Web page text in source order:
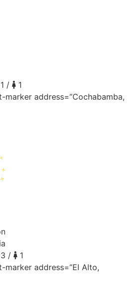
1 /
1
address=”Cochabamba,
3 /
1
address=”El Alto,